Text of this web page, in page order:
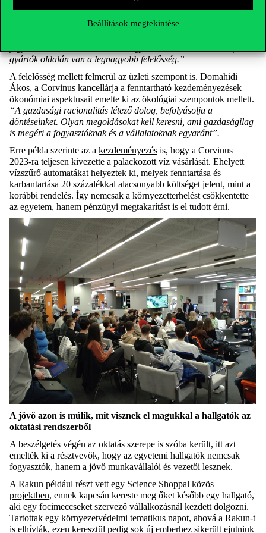
Beállítások megtekintése
csomagolásról beszélt, melyet teljes egészében
kulcsfontosságúak lehetnek szerinte.“Ehhez a nagy cégek
gyártók oldalán van a legnagyobb felelősség.”
A felelősség mellett felmerül az üzleti szempont is. Domahidi
Ákos, a Corvinus kancellárja a fenntartható kezdeményezések
ökonómiai aspektusait emelte ki az ökológiai szempontok mellett.
“A gazdasági racionalitás létező dolog, befolyásolja a
döntéseinket. Olyan megoldásokat kell keresni, ami gazdaságilag
is megéri a fogyasztóknak és a vállalatoknak egyaránt”.
Erre példa szerinte az a kezdeményezés is, hogy a Corvinus
2023-ra teljesen kivezette a palackozott víz vásárlását. Ehelyett
vízszűrő automatákat helyeztek ki, melyek fenntartása és
karbantartása 20 százalékkal alacsonyabb költséget jelent, mint a
korábbi rendelés. Így nemcsak a környezetterhelést csökkentette
az egyetem, hanem pénzügyi megtakarítást is el tudott érni.
A jövő azon is múlik, mit visznek el magukkal a hallgatók az
oktatási rendszerből
A beszélgetés végén az oktatás szerepe is szóba került, itt azt
emelték ki a résztvevők, hogy az egyetemi hallgatók nemcsak
fogyasztók, hanem a jövő munkavállalói és vezetői lesznek.
A Rakun például részt vett egy Science Shoppal közös
projektben, ennek kapcsán kereste meg őket később egy hallgató,
aki egy focimeccseket szervező vállalkozásnál kezdett dolgozni.
Tartottak egy környezetvédelmi tematikus napot, ahová a Rakun-t
is elhívták, ezen keresztül pedig sok új emberhez sikerült ejutniuk